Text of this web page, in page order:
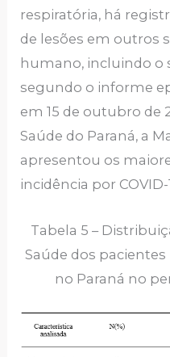
respiratória, há
de lesões em outros
humano, incluindo o
segundo o informe
em 15 de outubro de
Saúde do Paraná, a
apresentou os
incidência por
Tabela 5 –
Saúde dos
no Paraná no